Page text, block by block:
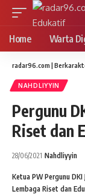
Home Warta
radar96.com |
NAHDLIYYIN
Pergunu
Riset dan
28/06/2021 Nahdliyyin
Ketua PW Pergunu
Lembaga Riset dan